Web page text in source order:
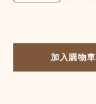
加入購物車